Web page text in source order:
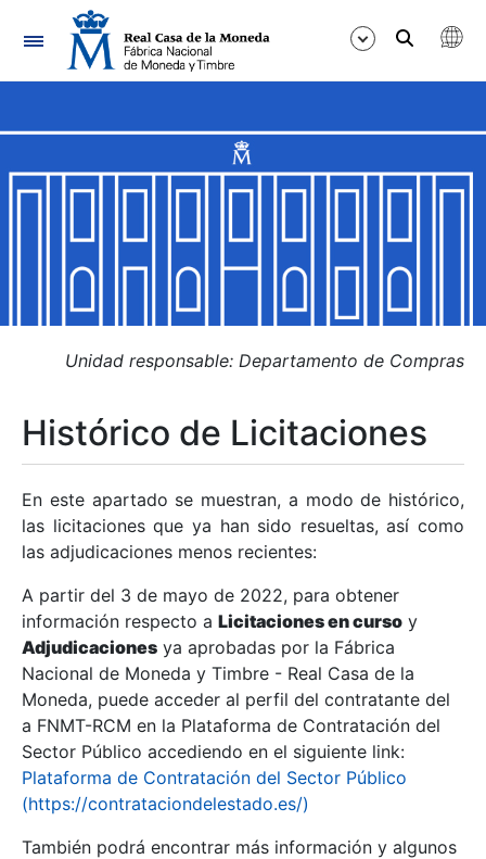
Navegación
Mostrar/Ocultar
Mostrar/Ocultar
Mostrar/Ocultar
Mostrar/Ocultar
Mostrar/Ocultar
Mostrar/Ocultar
Unidad responsable: Departamento de Compras
Histórico de Licitaciones
En este apartado se muestran, a modo de histórico,
las licitaciones que ya han sido resueltas, así como
las adjudicaciones menos recientes:
A partir del 3 de mayo de 2022, para obtener
información respecto a Licitaciones en curso y
Adjudicaciones ya aprobadas por la Fábrica
Nacional de Moneda y Timbre - Real Casa de la
Moneda, puede acceder al perfil del contratante del
a FNMT-RCM en la Plataforma de Contratación del
Sector Público accediendo en el siguiente link:
Plataforma de Contratación del Sector Público
(https://contrataciondelestado.es/)
También podrá encontrar más información y algunos